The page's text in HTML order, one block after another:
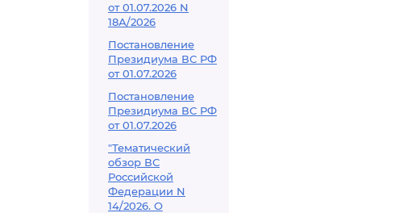
от 01.07.2026 N
18А/2026
Постановление
Президиума ВС РФ
от 01.07.2026
Постановление
Президиума ВС РФ
от 01.07.2026
"Тематический
обзор ВС
Российской
Федерации N
14/2026. О